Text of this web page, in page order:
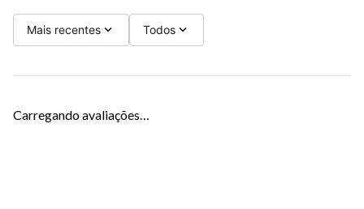
Mais recentes Todos
Carregando avaliações…